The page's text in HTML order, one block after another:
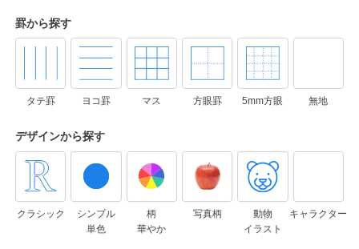
罫から探す
タテ罫 ヨコ罫 マス 方眼罫 5mm方眼 無地
デザインから探す
クラシック
シンプル
単色
柄
華やか
写真柄
動物
イラスト
キャラクター